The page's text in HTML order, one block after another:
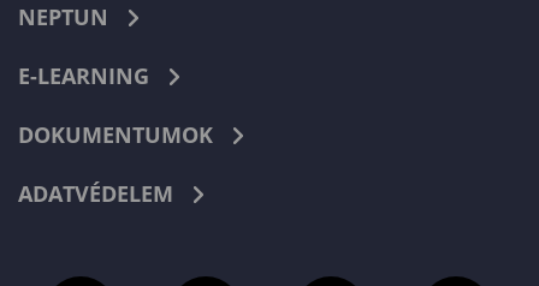
NEPTUN
E-LEARNING
DOKUMENTUMOK
ADATVÉDELEM